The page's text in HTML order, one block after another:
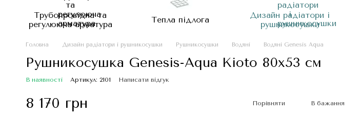
Трубопровідна та
регулююча арматура
Тепла підлога
Дизайн радіатори і
рушникосушки
Головна Дизайн радіатори і рушникосушки Рушникосушки Водяні Водяні Genesis Aqua
Рушникосушка Genesis-Aqua Kioto 80x53 см
В наявності Артикул: 2101 Написати відгук
8 170 грн Порівняти В бажання